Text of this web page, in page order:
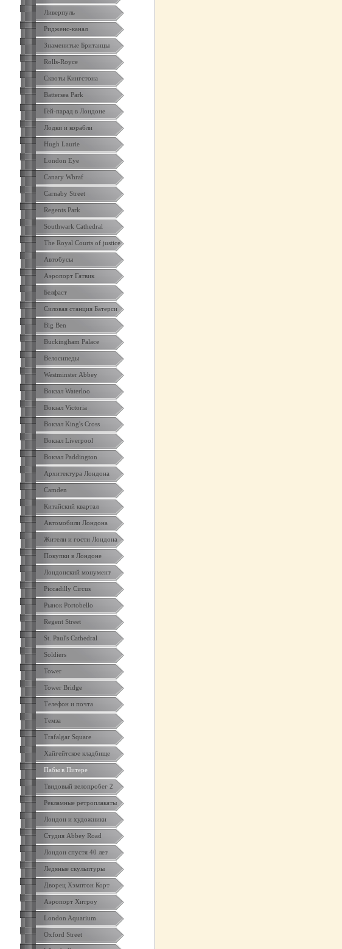
Ливерпуль
Ридженс-канал
Знаменитые Британцы
Rolls-Royce
Сквоты Кингстона
Battersea Park
Гей-парад в Лондоне
Лодки и корабли
Hugh Laurie
London Eye
Canary Whraf
Carnaby Street
Regents Park
Southwark Cathedral
The Royal Courts of justice
Автобусы
Аэропорт Гатвик
Белфаст
Силовая станция Батерси
Big Ben
Buckingham Palace
Велосипеды
Westminster Abbey
Вокзал Waterloo
Вокзал Victoria
Вокзал King's Cross
Вокзал Liverpool
Вокзал Paddington
Архитектура Лондона
Camden
Китайский квартал
Автомобили Лондона
Жители и гости Лондона
Покупки в Лондоне
Лондонский монумент
Piccadilly Circus
Рынок Portobello
Regent Street
St. Paul's Cathedral
Soldiers
Tower
Tower Bridge
Телефон и почта
Темза
Trafalgar Square
Хайгейтское кладбище
Пабы в Питере
Твидовый велопробег 2
Рекламные ретроплакаты
Лондон и художники
Студия Abbey Road
Лондон спустя 40 лет
Ледяные скульптуры
Дворец Хэмптон Корт
Аэропорт Хитроу
London Aquarium
Oxford Street